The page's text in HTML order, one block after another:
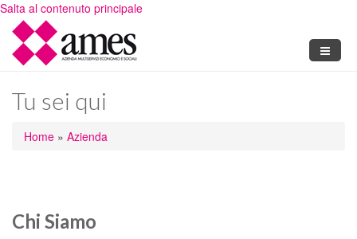
Salta al contenuto principale
Tu sei qui
Home » Azienda
Chi Siamo